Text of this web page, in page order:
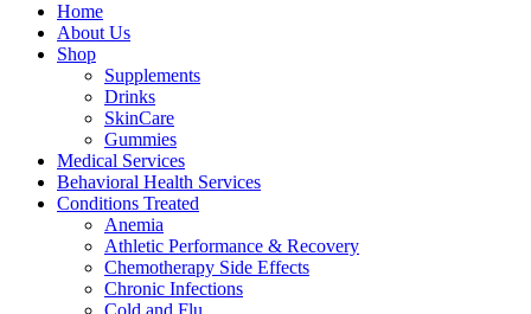
Home
About Us
Shop
Supplements
Drinks
SkinCare
Gummies
Medical Services
Behavioral Health Services
Conditions Treated
Anemia
Athletic Performance & Recovery
Chemotherapy Side Effects
Chronic Infections